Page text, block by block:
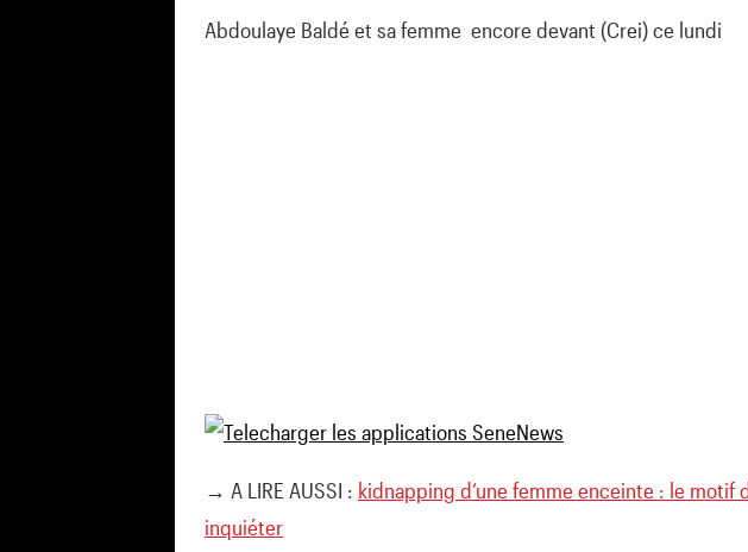
Abdoulaye Baldé et sa femme encore devant (Crei) ce lundi
→ A LIRE AUSSI : kidnapping d’une femme enceinte : le motif
inquiéter